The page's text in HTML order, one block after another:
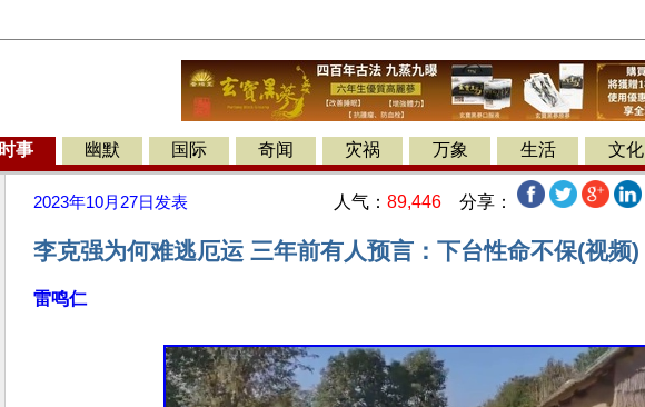
时事 幽默 国际 奇闻 灾祸 万象 生活 文化
2023年10月27日 发表 人气： 89,446 分享：
李克强为何难逃厄运 三年前有人预言：下台性命不保(视频)
雷鸣仁